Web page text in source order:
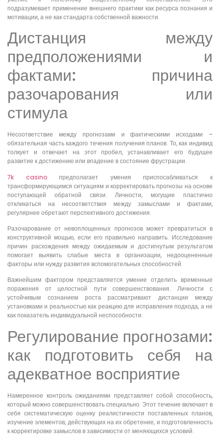
подразумевает применение внешнего практики как ресурса познания и
мотивации, а не как стандарта собственной важности.
Дистанция между
предположениями и
фактами: причина
разочарования или
стимула
Несоответствие между прогнозами и фактическими исходами –
обязательная часть каждого течения получения планов. То, как индивид
толкует и отвечает на этот пробел, устанавливает его будущее
развитие к достижению или впадение в состояние фрустрации.
7k casinoпредполагает умения приспосабливаться к
трансформирующимся ситуациям и корректировать прогнозы на основе
поступающей обратной связи. Личности, могущие пластично
откликаться на несоответствия между замыслами и фактами,
регулярнее обретают перспективного достижения.
Разочарование от невоплощенных прогнозов может превратиться в
конструктивной мощью, если его правильно направить. Исследование
причин расхождения между ожидаемым и достигнутым результатом
помогает выявить слабые места в организации, недооцененные
факторы или нужду развития вспомогательных способностей.
Важнейшим фактором представляется умение отделить временные
поражения от целостной пути совершенствования. Личности с
устойчивым сознанием роста рассматривают дистанции между
установками и реальностью как реакцию для исправления подхода, а не
как показатель индивидуальной неспособности.
Регулирование прогнозами:
как подготовить себя на
адекватное восприятие
Намеренное контроль ожиданиями представляет собой способность,
который можно совершенствовать специально. Этот течение включает в
себя систематическую оценку реалистичности поставленных планов,
изучение элементов, действующих на их обретение, и подготовленность
к корректировке замыслов в зависимости от меняющихся условий.